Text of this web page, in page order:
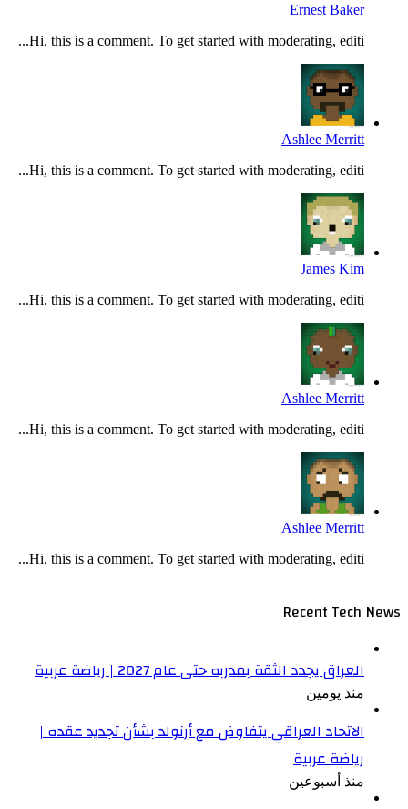
Ernest Baker
Hi, this is a comment. To get started with moderating, editi...
Ashlee Merritt
Hi, this is a comment. To get started with moderating, editi...
James Kim
Hi, this is a comment. To get started with moderating, editi...
Ashlee Merritt
Hi, this is a comment. To get started with moderating, editi...
Ashlee Merritt
Hi, this is a comment. To get started with moderating, editi...
Recent Tech News
العراق يجدد الثقة بمدربه حتى عام 2027 | رياضة عربية
منذ يومين
الاتحاد العراقي يتفاوض مع أرنولد بشأن تجديد عقده |
رياضة عربية
منذ أسبوعين